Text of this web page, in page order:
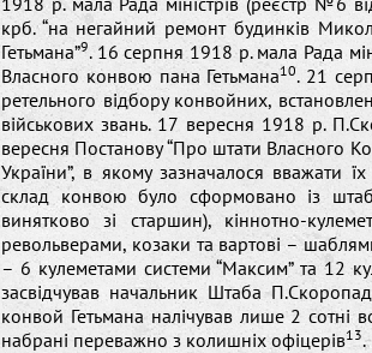
крб. “на негайний ремонт будинків
Гетьмана”9. 16 серпня 1918 р. мала Рада
Власного конвою пана Гетьмана10. 21
ретельного відбору конвойних,
військових звань. 17 вересня 1918 р.
вересня Постанову “Про штати Власного
України”, в якому зазначалося вважати
склад конвою було сформовано із
винятково зі старшин), кіннотно-
револьверами, козаки та вартові –
– 6 кулеметами системи “Максим” та 12
засвідчував начальник Штаба
конвой Гетьмана налічував лише 2 сотні
набрані переважно з колишніх офіцерів13.